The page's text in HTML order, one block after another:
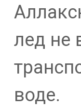
лед не
воде.